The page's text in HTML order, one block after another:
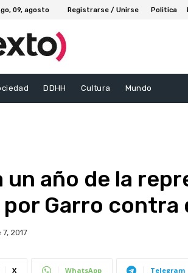
09, agosto Registrarse / Unirse Politica
DDHH Cultura Mundo
un año de la
Garro contra
7, 2017
X WhatsApp Telegram